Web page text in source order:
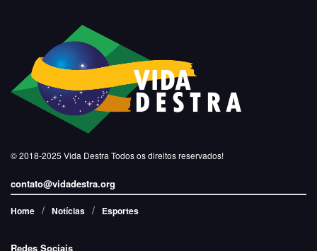
© 2018-2025 Vida Destra Todos os direitos reservados!
contato@vidadestra.org
Home Notícias Esportes
Redes Sociais